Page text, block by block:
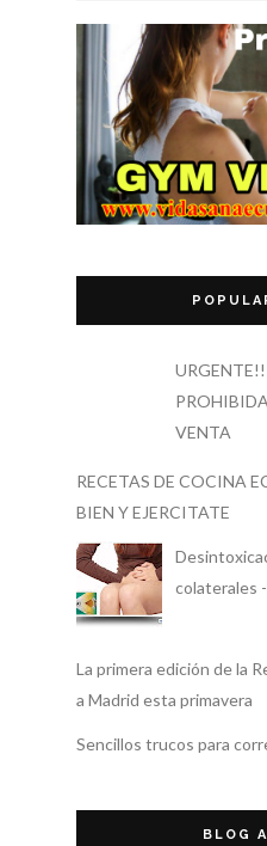
VENTA
RECETAS DE COCINA
BIEN Y EJERCITATE
colaterales
La primera edición de la
a Madrid esta primavera
Sencillos trucos para
BLOG